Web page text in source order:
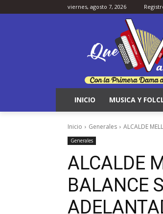
viernes, agosto 7, 2026
INICIO MUSICA Y
Inicio Generales ALCALDE
Generales
ALCALDE
BALANCE